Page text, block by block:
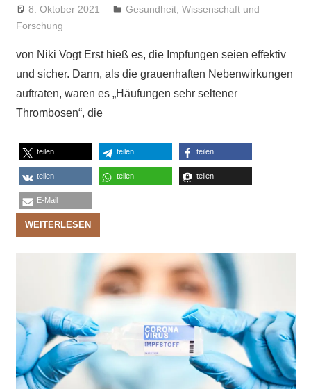
8. Oktober 2021 Niki Vogt
Gesundheit ,Wissenschaft und
Forschung
von Niki Vogt Erst hieß es, die Impfungen seien effektiv
und sicher. Dann, als die grauenhaften Nebenwirkungen
auftraten, waren es „Häufungen sehr seltener
Thrombosen“, die
teilen teilen teilen
teilen teilen teilen
E-Mail
WEITERLESEN